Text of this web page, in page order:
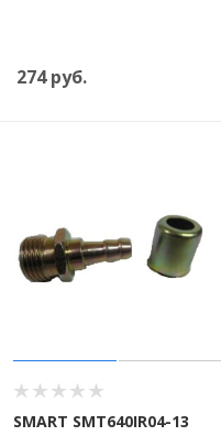
274руб.
SMART SMT640IR04-13